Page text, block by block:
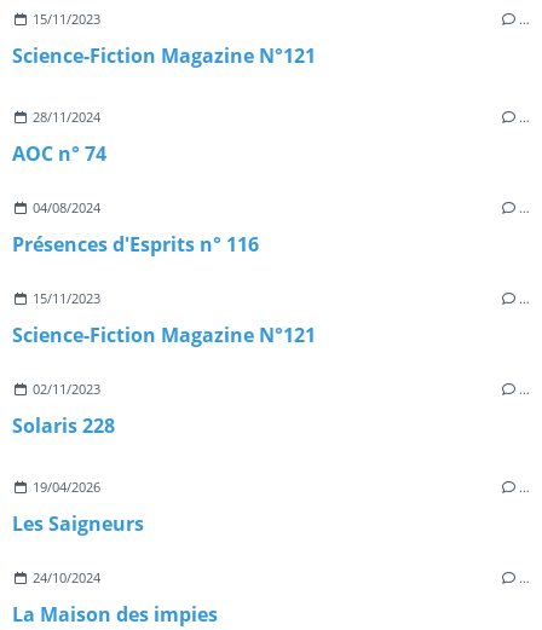
15/11/2023 …
Science-Fiction Magazine N°121
28/11/2024 …
AOC n° 74
04/08/2024 …
Présences d'Esprits n° 116
15/11/2023 …
Science-Fiction Magazine N°121
02/11/2023 …
Solaris 228
19/04/2026 …
Les Saigneurs
24/10/2024 …
La Maison des impies